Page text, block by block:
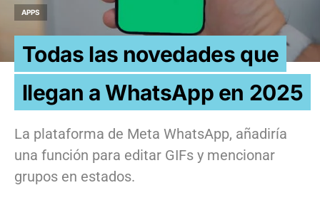
APPS
Todas las novedades que
llegan a WhatsApp en 2025
La plataforma de Meta WhatsApp, añadiría
una función para editar GIFs y mencionar
grupos en estados.